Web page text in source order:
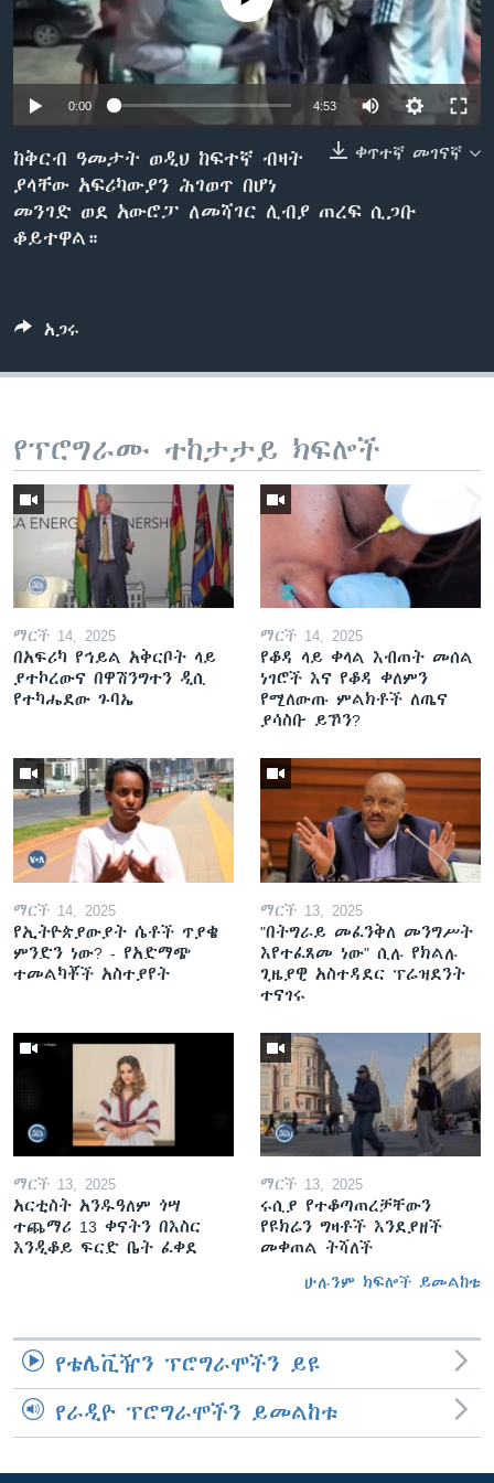
ቋንቋዎች
0:00 4:53
ቀጥተኛ መገናኛ
ከቅርብ ዓመታት ወዲህ ከፍተኛ ብዛት
ያላቸው አፍሪካውያን ሕገወጥ በሆነ
መንገድ ወደ አውሮፓ ለመሻገር ሊብያ ጠረፍ ሲጋቡ
ቆይተዋል።
አጋሩ
የፕሮግራሙ ተከታታይ ክፍሎች
ማርች 14, 2025
በአፍሪካ የኅይል አቅርቦት ላይ
ያተኮረውና በዋሽንግተን ዲሲ
የተካሔደው ጉባኤ
ማርች 14, 2025
የቆዳ ላይ ቀላል እብጠት መሰል
ነገሮች እና የቆዳ ቀለምን
የሚለውጡ ምልክቶች ለጤና
ያሳስቡ ይኾን?
ማርች 14, 2025
የኢትዮጵያውያት ሴቶች ጥያቄ
ምንድን ነው? - የአድማጭ
ተመልካቾች አስተያየት
ማርች 13, 2025
"በትግራይ መፈንቅለ መንግሥት
እየተፈጸመ ነው" ሲሉ የክልሉ
ጊዜያዊ አስተዳደር ፕሬዝደንት
ተናገሩ
ማርች 13, 2025
አርቲስት አንዱዓለም ጎሣ
ተጨማሪ 13 ቀናትን በእስር
እንዲቆይ ፍርድ ቤት ፈቀደ
ማርች 13, 2025
ሩሲያ የተቆጣጠረቻቸውን
የዩክሬን ግዛቶች እንደያዘች
መቀጠል ትሻለች
ሁሉንም ክፍሎች ይመልከቱ
የቴሌቪዥን ፕሮግራሞችን ይዩ
የራዲዮ ፕሮግራሞችን ይመልከቱ